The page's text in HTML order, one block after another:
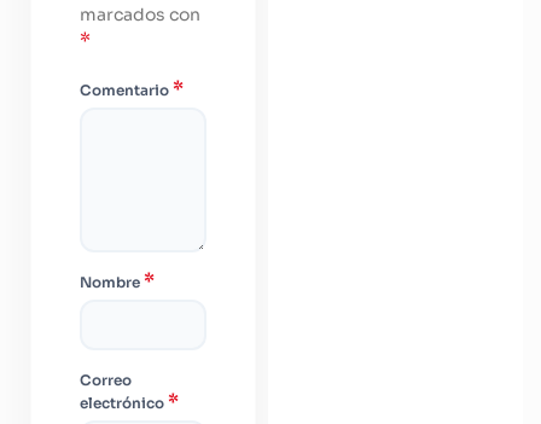
marcados con
*
Comentario *
Nombre *
Correo
electrónico *